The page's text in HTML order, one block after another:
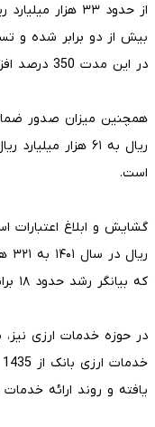
بیش از دو برابر شده و
در این مدت 350 درصد افزایش یافته است.
است.
که بیانگر رشد حدود ۱۸ برابری این شاخص است.
در حوزه خدمات ارزی نیز،
یافته و روند ارائه